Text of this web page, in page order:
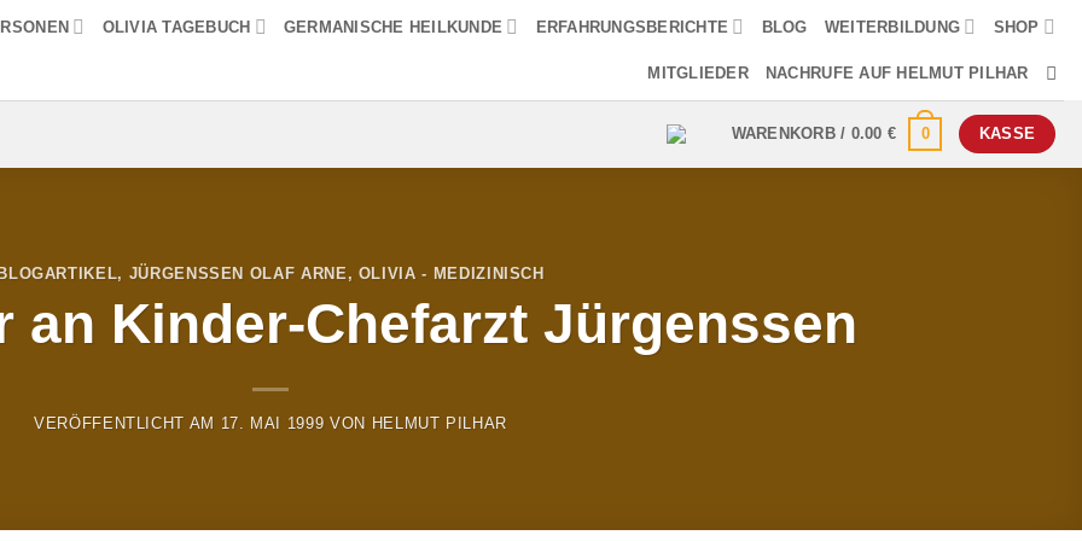
OLIVIA TAGEBUCH GERMANISCHE HEILKUNDE ERFAHRUNGSBERICHTE BLOG WEITERBILDUNG SHOP
MITGLIEDER NACHRUFE AUF HELMUT PILHAR
WARENKORB / 0.00 € 0 KASSE
BLOGARTIKEL, JÜRGENSSEN OLAF ARNE , OLIVIA - MEDIZINISCH
an Kinder-Chefarzt Jürgenssen
VERÖFFENTLICHT AM 17. MAI 1999 VON HELMUT PILHAR